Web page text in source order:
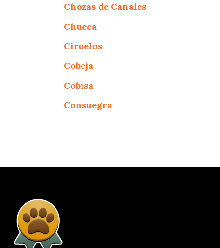
Chozas de Canales
Chueca
Ciruelos
Cobeja
Cobisa
Consuegra